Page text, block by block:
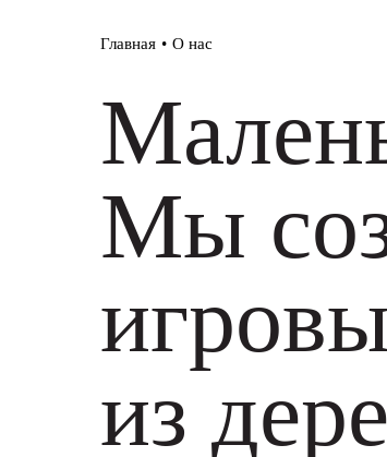
Главная • О нас
Мы
из